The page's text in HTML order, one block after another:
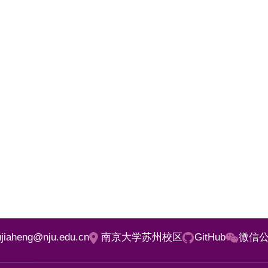
南京大学苏州校区 GitHub 微信